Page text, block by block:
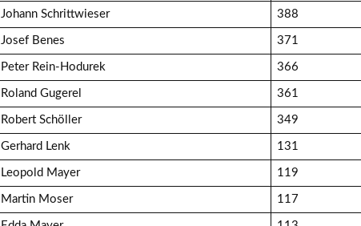
Johann Schrittwieser 388
Josef Benes 371
Peter Rein-Hodurek 366
Roland Gugerel 361
Robert Schöller 349
Gerhard Lenk 131
Leopold Mayer 119
Martin Moser 117